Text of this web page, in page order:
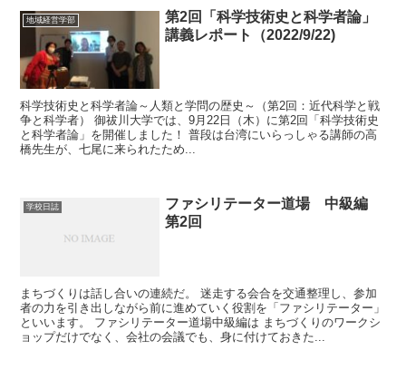
地域経営学部
第2回「科学技術史と科学者論」
講義レポート（2022/9/22)
科学技術史と科学者論～人類と学問の歴史～（第2回：近代科学と戦
争と科学者） 御祓川大学では、9月22日（木）に第2回「科学技術史
と科学者論」を開催しました！ 普段は台湾にいらっしゃる講師の高
橋先生が、七尾に来られたため...
学校日誌
ファシリテーター道場 中級編
第2回
まちづくりは話し合いの連続だ。 迷走する会合を交通整理し、参加
者の力を引き出しながら前に進めていく役割を「ファシリテーター」
といいます。 ファシリテーター道場中級編は まちづくりのワークシ
ョップだけでなく、会社の会議でも、身に付けておきた...